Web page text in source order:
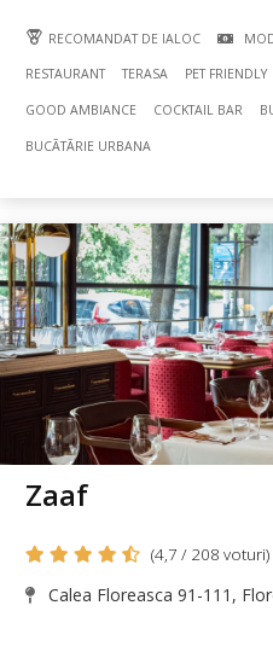
RECOMANDAT DE IALOC
RESTAURANT TERASA PET FRIENDLY
GOOD AMBIANCE COCKTAIL BAR
BUCÃTÃRIE URBANA
Zaaf
(4,7 / 208 voturi)
Calea Floreasca 91-111,